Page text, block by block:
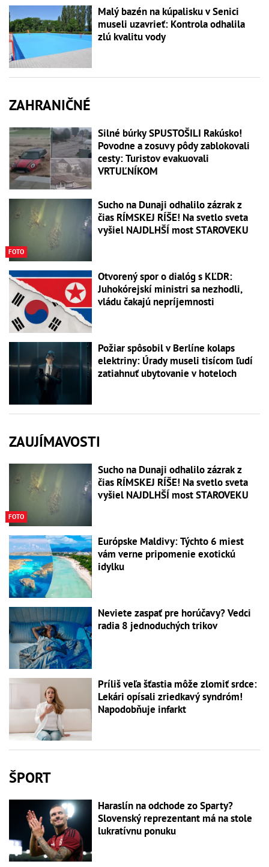
Malý bazén na kúpalisku v Senici
museli uzavrieť: Kontrola odhalila
zlú kvalitu vody
ZAHRANIČNÉ
Silné búrky SPUSTOŠILI Rakúsko!
Povodne a zosuvy pôdy zablokovali
cesty: Turistov evakuovali
VRTUĽNÍKOM
FOTO
Sucho na Dunaji odhalilo zázrak z
čias RÍMSKEJ RÍŠE! Na svetlo sveta
vyšiel NAJDLHŠÍ most STAROVEKU
Otvorený spor o dialóg s KĽDR:
Juhokórejskí ministri sa nezhodli,
vládu čakajú nepríjemnosti
Požiar spôsobil v Berlíne kolaps
elektriny: Úrady museli tisícom ľudí
zatiahnuť ubytovanie v hoteloch
ZAUJÍMAVOSTI
FOTO
Sucho na Dunaji odhalilo zázrak z
čias RÍMSKEJ RÍŠE! Na svetlo sveta
vyšiel NAJDLHŠÍ most STAROVEKU
Európske Maldivy: Týchto 6 miest
vám verne pripomenie exotickú
idylku
Neviete zaspať pre horúčavy? Vedci
radia 8 jednoduchých trikov
Príliš veľa šťastia môže zlomiť srdce:
Lekári opísali zriedkavý syndróm!
Napodobňuje infarkt
ŠPORT
Haraslín na odchode zo Sparty?
Slovenský reprezentant má na stole
lukratívnu ponuku